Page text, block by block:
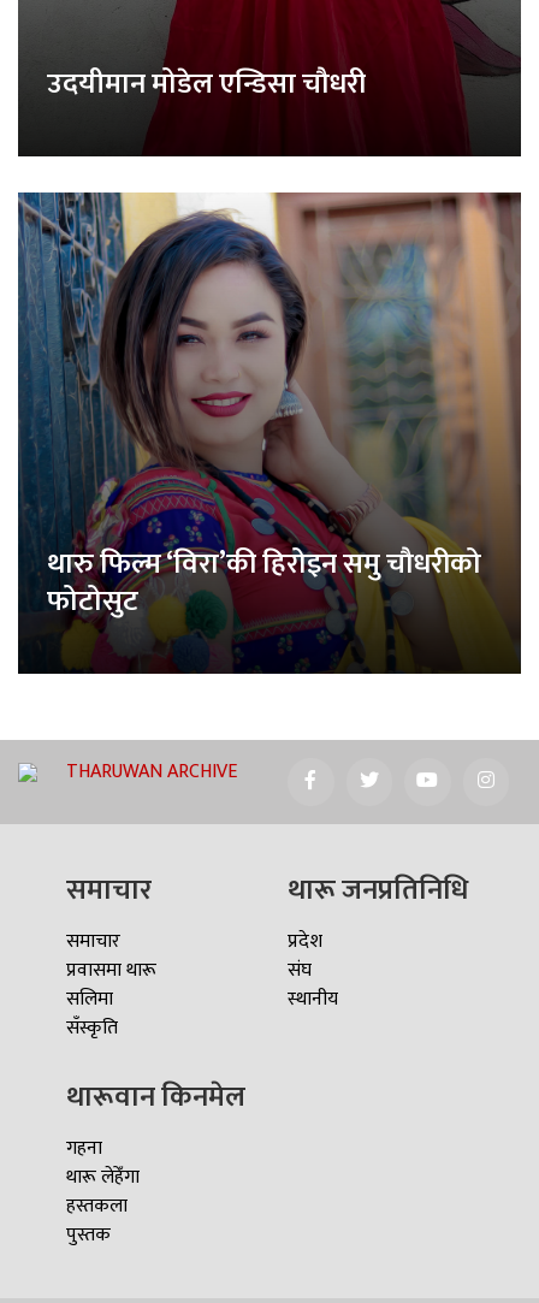
उदयीमान मोडेल एन्डिसा चौधरी
थारु फिल्म ‘विरा’की हिरोइन समु चौधरीको
फोटोसुट
THARUWAN ARCHIVE
समाचार
समाचार
प्रवासमा थारू
सलिमा
सँस्कृति
थारू जनप्रतिनिधि
प्रदेश
संघ
स्थानीय
थारूवान किनमेल
गहना
थारू लेहेँगा
हस्तकला
पुस्तक